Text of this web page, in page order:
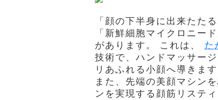
「顔の下半身に出来たた
「新鮮細胞マイクロニー
があります。 これは、 た
技術で、ハンドマッサー
リあふれる小顔へ導きま
また、先端の美顔マシン
ンを実現する顔筋リステ